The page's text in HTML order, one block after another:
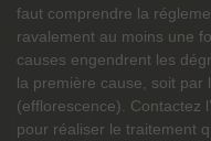
faut comprendre la
ravalement au moins une
causes engendrent les
la première cause, soit par
(efflorescence). Contactez
pour réaliser le traitement